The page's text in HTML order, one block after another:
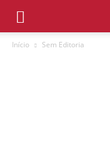
Início Sem Editoria